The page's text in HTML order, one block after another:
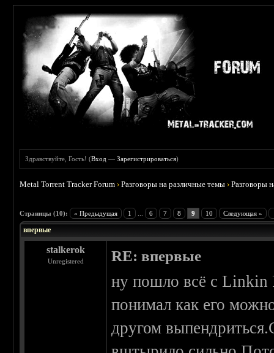
Здравствуйте, Гость! (Вход —Зарегистрироваться)
Metal Torrent Tracker Forum ›Разговоры на различные темы ›Разговоры
Страницы (10): « Предыдущая 1 6 7 8 9 10 Следующая »
впервые
stalkerok
Unregistered RE: впервые
ну пошло всё с Linkin
понимал как его
другом